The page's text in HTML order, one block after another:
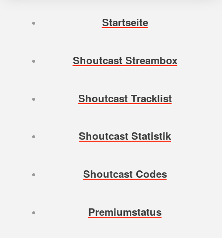
Startseite
Shoutcast Streambox
Shoutcast Tracklist
Shoutcast Statistik
Shoutcast Codes
Premiumstatus